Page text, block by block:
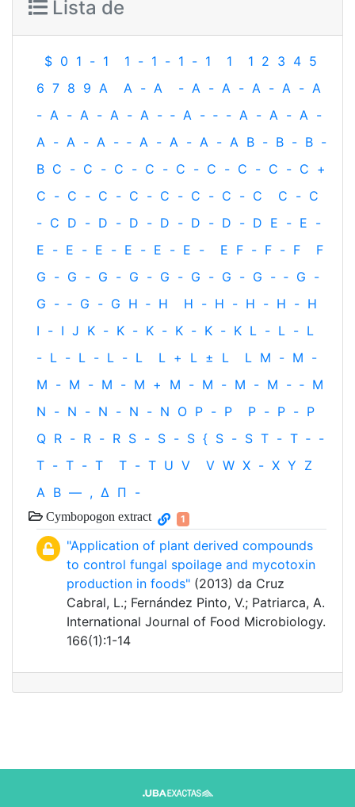
Lista de
$ 0 1 - 1 1 - 1 - 1 - 1 1 1 2 3 4 5
6 7 8 9 A A - A - A - A - A - A - A
- A - A - A - A - ‐ A - ‐ - A - A - A -
A - A - A - ‐ A - A - A - A B - B - B -
B C - C - C - C - C - C - C - C - C +
C - C - C - C - C - C - C - C C - C
- C D - D - D - D - D - D - D E - E -
E - E - E - E - E - E - E F - F - F
F
G - G - G - G - G - G - G - G - ‐ G -
G - ‐ G - G H ‐ H H - H - H - H - H
I - I J K - K - K - K - K - K L - L - L
- L - L - L - L L + L ± L L M - M -
M - M - M - M + M - M - M - M - ‐ M
N - N - N - N - N O P - P P - P - P
Q R - R - R S - S - S { S - S T - T ‐ -
T - T - T T - T U V V W X - X Y Z
Α Β — , Δ Π -
Cymbopogon extract 1
"Application of plant derived compounds
to control fungal spoilage and mycotoxin
production in foods" (2013) da Cruz
Cabral, L.; Fernández Pinto, V.; Patriarca, A.
International Journal of Food Microbiology.
166(1):1-14